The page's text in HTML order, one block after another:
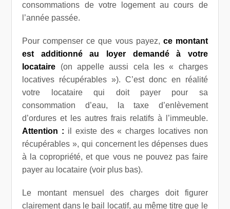
consommations de votre logement au cours de
l’année passée.
Pour compenser ce que vous payez, ce montant
est additionné au loyer demandé à votre
locataire (on appelle aussi cela les « charges
locatives récupérables »). C’est donc en réalité
votre locataire qui doit payer pour sa
consommation d’eau, la taxe d’enlèvement
d’ordures et les autres frais relatifs à l’immeuble.
Attention : il existe des « charges locatives non
récupérables », qui concernent les dépenses dues
à la copropriété, et que vous ne pouvez pas faire
payer au locataire (voir plus bas).
Le montant mensuel des charges doit figurer
clairement dans le bail locatif, au même titre que le